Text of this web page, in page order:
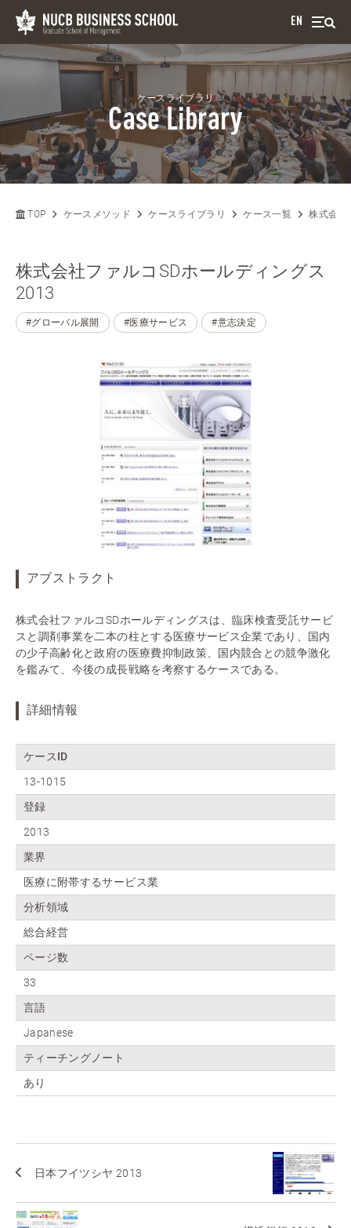
EN
ケースライブラリ
Case Library
TOP ケースメソッド ケースライブラリ ケース一覧 株式会社
株式会社ファルコSDホールディングス
2013
#グローバル展開 #医療サービス #意志決定
アブストラクト
株式会社ファルコSDホールディングスは、臨床検査受託サービ
スと調剤事業を二本の柱とする医療サービス企業であり、国内
の少子高齢化と政府の医療費抑制政策、国内競合との競争激化
を鑑みて、今後の成長戦略を考察するケースである。
詳細情報
ケースID
13-1015
登録
2013
業界
医療に附帯するサービス業
分析領域
総合経営
ページ数
33
言語
Japanese
ティーチングノート
あり
日本フイツシヤ 2013